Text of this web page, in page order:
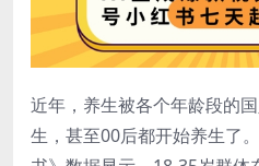
近年，养生被各个年龄段的
生，甚至00后都开始养生了